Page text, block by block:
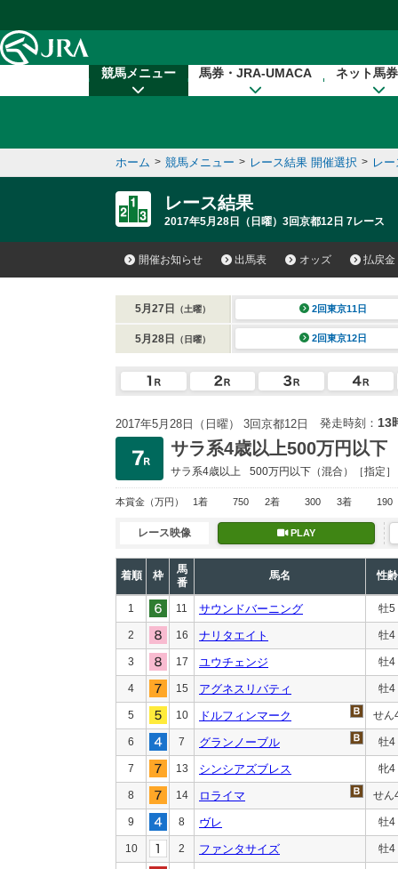
競馬メニュー 馬券・JRA-UMACA ネット馬
ホーム > 競馬メニュー > レース結果 開催選択 > レ
レース結果
2017年5月28日（日曜）3回京都12日 7レース
開催お知らせ 出馬表 オッズ 払戻金
5月27日 （土曜） 2回東京11日
5月28日 （日曜） 2回東京12日
2017年5月28日（日曜） 3回京都12日 発走時刻： 13
サラ系4歳以上500万円以下
サラ系4歳以上 500万円以下 （混合）［指定］
本賞金 （万円） 1着 750 2着 300 3着 190
レース映像 PLAY
着順 枠
馬
番
馬名 性齢
1 11 サウンドバーニング 牡5
2 16 ナリタエイト 牡4
3 17 ユウチェンジ 牡4
4 15 アグネスリバティ 牡4
5 10 ドルフィンマーク せん
6 7 グランノーブル 牡4
7 13 シンシアズブレス 牝4
8 14 ロライマ せん
9 8 ヴレ 牡4
10 2 ファンタサイズ 牡4